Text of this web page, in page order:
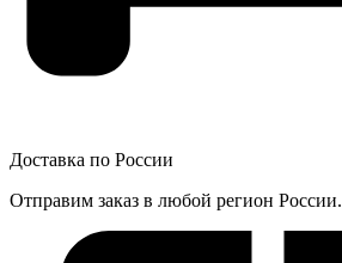
Доставка по России
Отправим заказ в любой регион России.